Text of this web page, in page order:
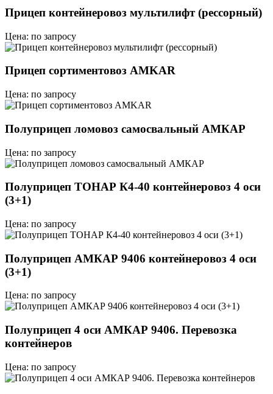
Прицеп контейнеровоз мультилифт (рессорный)
Цена: по запросу
Прицеп сортиментовоз AMKAR
Цена: по запросу
Полуприцеп ломовоз самосвальный АМКАР
Цена: по запросу
Полуприцеп ТОНАР К4-40 контейнеровоз 4 оси
(3+1)
Цена: по запросу
Полуприцеп АМКАР 9406 контейнеровоз 4 оси
(3+1)
Цена: по запросу
Полуприцеп 4 оси АМКАР 9406. Перевозка
контейнеров
Цена: по запросу